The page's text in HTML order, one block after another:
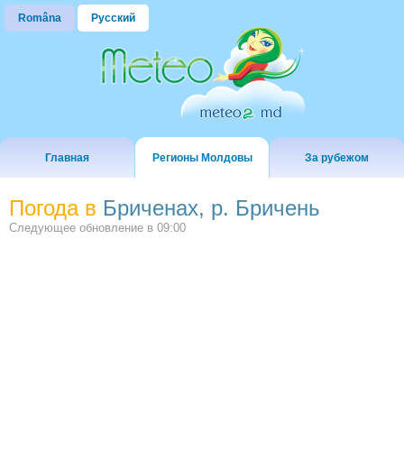
Româna Русский
Главная Регионы Молдовы За рубежом
Погода в Бриченах, р. Бричень
Следующее обновление в 09:00